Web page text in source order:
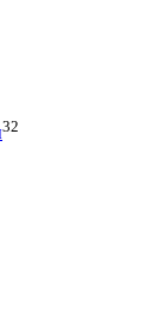
32